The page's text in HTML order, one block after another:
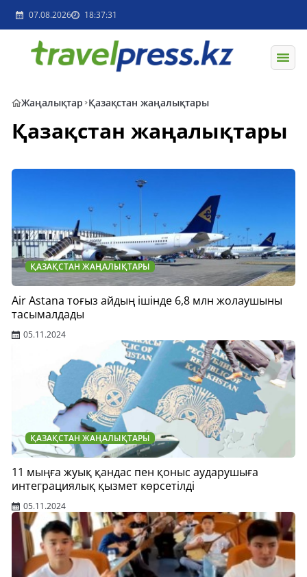
07.08.2026 18:37:31
Жаңалықтар Қазақстан жаңалықтары
Қазақстан жаңалықтары
ҚАЗАҚСТАН ЖАҢАЛЫҚТАРЫ
Air Astana тоғыз айдың ішінде 6,8 млн жолаушыны
тасымалдады
05.11.2024
ҚАЗАҚСТАН ЖАҢАЛЫҚТАРЫ
11 мыңға жуық қандас пен қоныс аударушыға
интеграциялық қызмет көрсетілді
05.11.2024